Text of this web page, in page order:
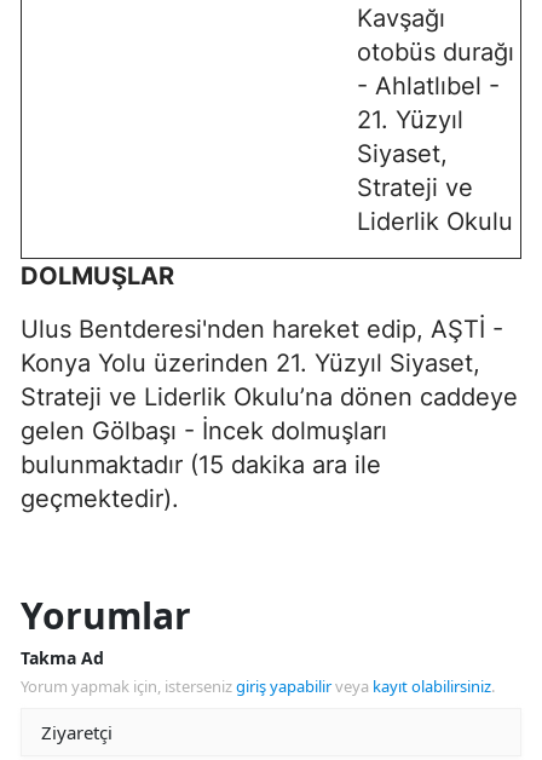
Kavşağı
otobüs durağı
- Ahlatlıbel -
21. Yüzyıl
Siyaset,
Strateji ve
Liderlik Okulu
DOLMUŞLAR
Ulus Bentderesi'nden hareket edip, AŞTİ -
Konya Yolu üzerinden 21. Yüzyıl Siyaset,
Strateji ve Liderlik Okulu’na dönen caddeye
gelen Gölbaşı - İncek dolmuşları
bulunmaktadır (15 dakika ara ile
geçmektedir).
Yorumlar
Takma Ad
Yorum yapmak için, istersenizgiriş yapabilirveya kayıt olabilirsiniz.